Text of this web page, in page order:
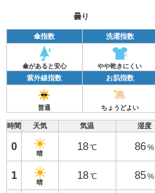
曇り
傘指数 洗濯指数
傘があると安心 やや乾きにくい
紫外線指数 お肌指数
普通 ちょうどよい
時間 天気 気温 湿度
0
晴
18 ℃ 86 %
1
晴
18 ℃ 85 %